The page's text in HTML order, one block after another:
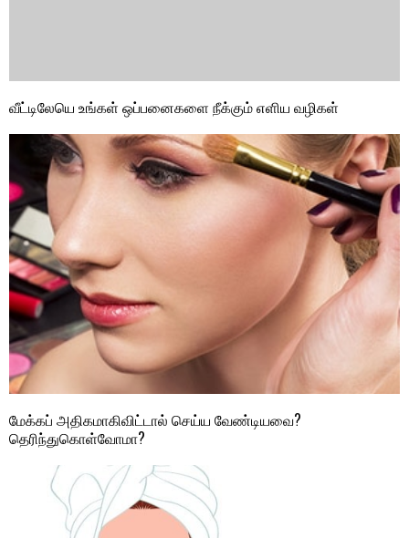
வீட்டிலேயெ உங்கள் ஒப்பனைகளை நீக்கும் எளிய வழிகள்
மேக்கப் அதிகமாகிவிட்டால் செய்ய வேண்டியவை?
தெரிந்துகொள்வோமா?